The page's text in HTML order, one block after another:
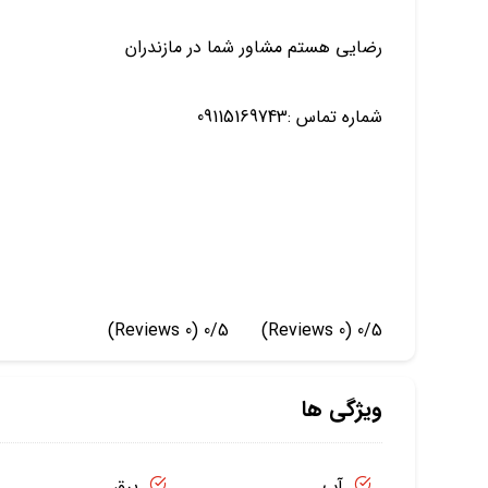
رضایی هستم مشاور شما در مازندران
شماره تماس :09115169743
0/5
(0 Reviews)
0/5
(0 Reviews)
ویژگی ها